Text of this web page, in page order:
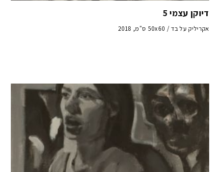
דיוקן עצמי 5
אקריליק על בד / 50x60 ס"מ, 2018